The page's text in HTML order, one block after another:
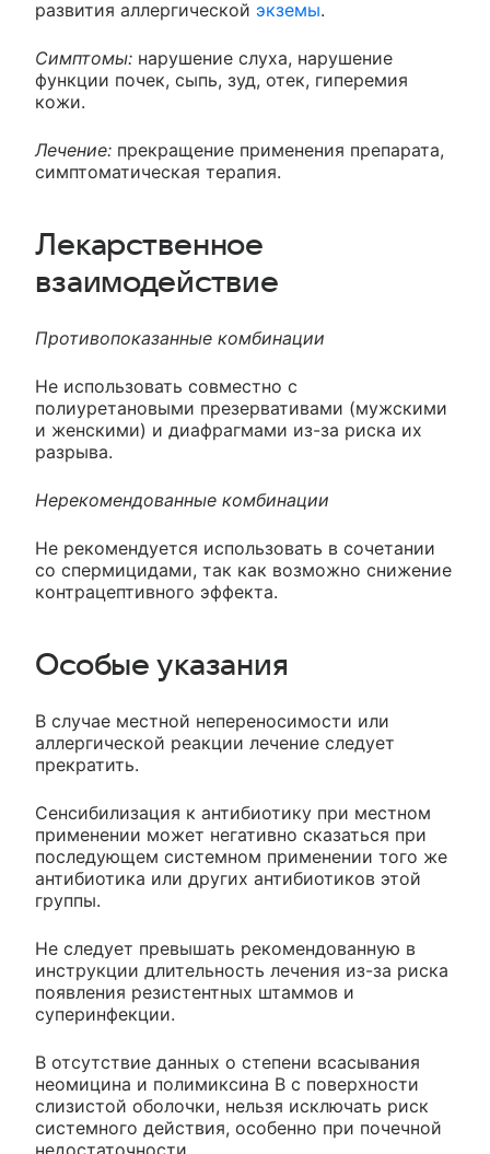
развития аллергической экземы.
Симптомы: нарушение слуха, нарушение
функции почек, сыпь, зуд, отек, гиперемия
кожи.
Лечение: прекращение применения препарата,
симптоматическая терапия.
Лекарственное
взаимодействие
Противопоказанные комбинации
Не использовать совместно с
полиуретановыми презервативами (мужскими
и женскими) и диафрагмами из-за риска их
разрыва.
Нерекомендованные комбинации
Не рекомендуется использовать в сочетании
со спермицидами, так как возможно снижение
контрацептивного эффекта.
Особые указания
В случае местной непереносимости или
аллергической реакции лечение следует
прекратить.
Сенсибилизация к антибиотику при местном
применении может негативно сказаться при
последующем системном применении того же
антибиотика или других антибиотиков этой
группы.
Не следует превышать рекомендованную в
инструкции длительность лечения из-за риска
появления резистентных штаммов и
суперинфекции.
В отсутствие данных о степени всасывания
неомицина и полимиксина В с поверхности
слизистой оболочки, нельзя исключать риск
системного действия, особенно при почечной
недостаточности.